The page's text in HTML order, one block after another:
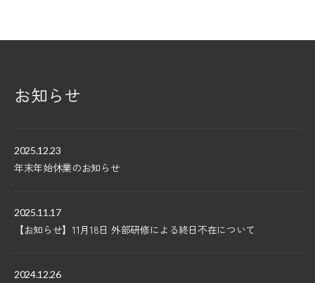
お知らせ
2025.12.23
年末年始休業のお知らせ
2025.11.17
【お知らせ】11月18日 外部研修による終日不在について
2024.12.26